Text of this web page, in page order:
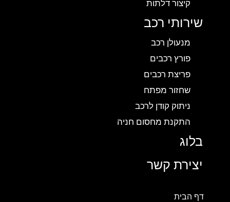
קיצור דלתות
שירותי רכב
מנעולן רכב
פורץ רכבים
פריצת רכבים
שחזור מפתח
ניתוק קודן לרכב
התקנת מחסום חניה
בלוג
יצירת קשר
דף הבית